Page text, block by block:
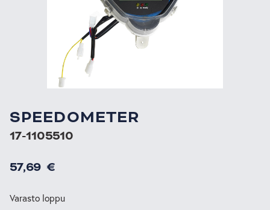
SPEEDOMETER
17-1105510
57,69 €
Varasto loppu